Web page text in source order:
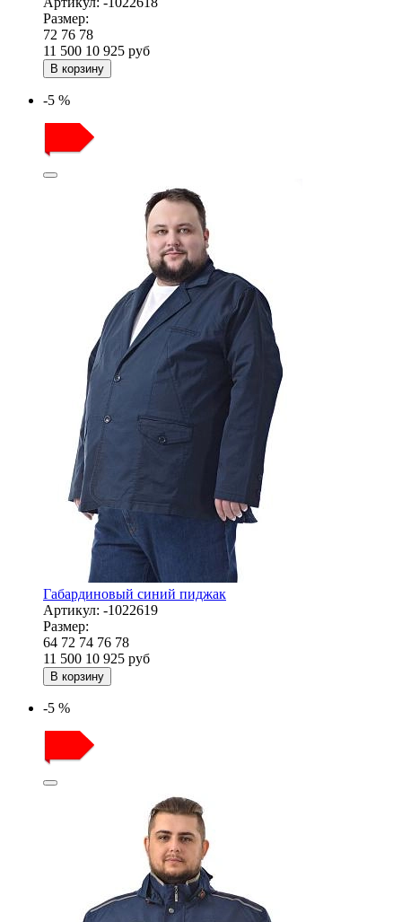
Размер:
72 76 78
11 500 10 925 руб
В корзину
-5 %
Габардиновый синий пиджак
Артикул: -1022619
Размер:
64 72 74 76 78
11 500 10 925 руб
В корзину
-5 %